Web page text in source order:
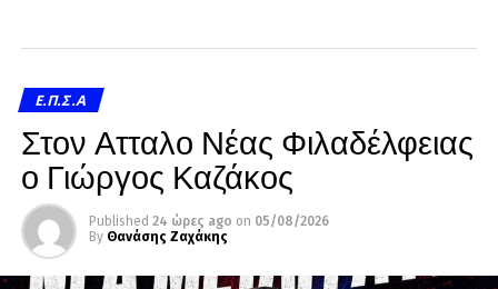
Ε.Π.Σ.Α
Στον Ατταλο Νέας Φιλαδέλφειας
ο Γιώργος Καζάκος
Published 24 ώρες ago on 05/08/2026
By Θανάσης Ζαχάκης